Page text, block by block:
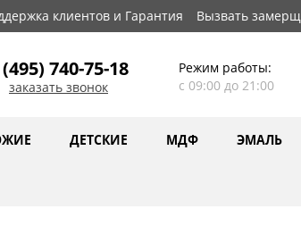
клиентов и Гарантия Вызвать
740-75-18
заказать звонок
Режим работы:
с 09:00 до 21:00
ДЕТСКИЕ МДФ ЭМАЛЬ